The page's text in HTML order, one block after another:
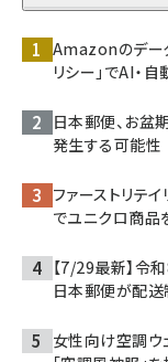
Amazonのデー
リシー」でAI・
日本郵便、お盆
発生する可能性
ファーストリテ
でユニクロ商品
【7/29最新】令
日本郵便が配
女性向け空調ウ